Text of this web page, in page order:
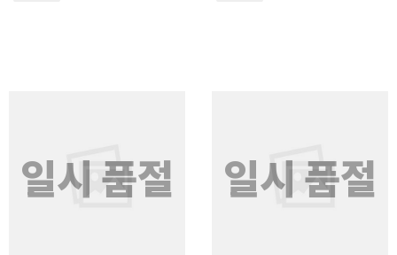
일시 품절 일시 품절